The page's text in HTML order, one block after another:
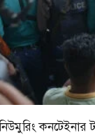
কনটেইনার